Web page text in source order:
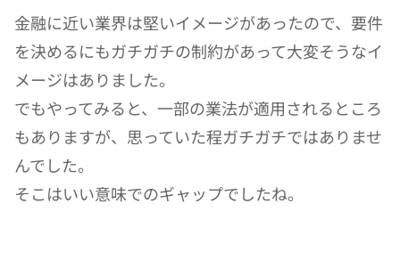
金融に近い業界は堅いイメージがあったので、要件
を決めるにもガチガチの制約があって大変そうなイ
メージはありました。
でもやってみると、一部の業法が適用されるところ
もありますが、思っていた程ガチガチではありませ
んでした。
そこはいい意味でのギャップでしたね。